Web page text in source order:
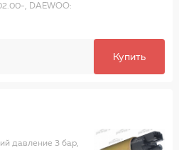
, DAEWOO:
Купить
давление 3 бар,